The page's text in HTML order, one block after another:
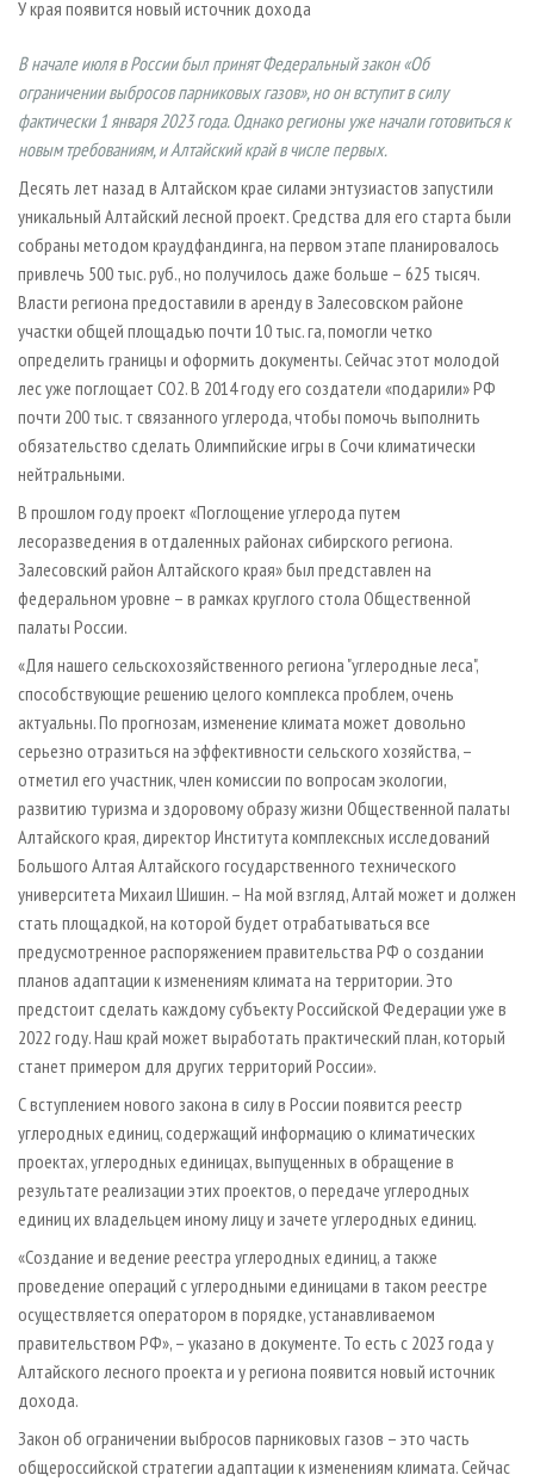
СУШКА ДРЕВЕСИНЫ
ПРОИЗВОДСТВО ДРЕВЕСНЫХ ПЛИТ
ДЕРЕВЯННОЕ ДОМОСТРОЕНИЕ
ПРОИЗВОДСТВО МЕБЕЛИ
ЦБП
ИНСТРУМЕНТ И МАТЕРИАЛЫ
ПЕРСОНЫ
МОБИЛЬНЫЕ ВЫСТАВКИ
ОФИЦИАЛЬНЫЕ ДЕЛЕГАЦИИ
ПРИОРИТЕТНЫЕ ИНВЕСТПРОЕКТЫ
RUSSIAN FORESTRY REVIEW
ГАЗЕТА ЛЕСПРОМФОРУМ
БИБЛИОТЕКА СПЕЦИАЛИСТА
КОНТАКТЫ
РЕКЛАМА
РЕКЛАМА НА САЙТЕ
У края появится новый источник дохода
В начале июля в России был принят Федеральный закон «Об
ограничении выбросов парниковых газов», но он вступит в силу
фактически 1 января 2023 года. Однако регионы уже начали готовиться к
новым требованиям, и Алтайский край в числе первых.
Десять лет назад в Алтайском крае силами энтузиастов запустили
уникальный Алтайский лесной проект. Средства для его старта были
собраны методом краудфандинга, на первом этапе планировалось
привлечь 500 тыс. руб., но получилось даже больше – 625 тысяч.
Власти региона предоставили в аренду в Залесовском районе
участки общей площадью почти 10 тыс. га, помогли четко
определить границы и оформить документы. Сейчас этот молодой
лес уже поглощает CO2. В 2014 году его создатели «подарили» РФ
почти 200 тыс. т связанного углерода, чтобы помочь выполнить
обязательство сделать Олимпийские игры в Сочи климатически
нейтральными.
В прошлом году проект «Поглощение углерода путем
лесоразведения в отдаленных районах сибирского региона.
Залесовский район Алтайского края» был представлен на
федеральном уровне – в рамках круглого стола Общественной
палаты России.
«Для нашего сельскохозяйственного региона "углеродные леса",
способствующие решению целого комплекса проблем, очень
актуальны. По прогнозам, изменение климата может довольно
серьезно отразиться на эффективности сельского хозяйства, –
отметил его участник, член комиссии по вопросам экологии,
развитию туризма и здоровому образу жизни Общественной палаты
Алтайского края, директор Института комплексных исследований
Большого Алтая Алтайского государственного технического
университета Михаил Шишин. – На мой взгляд, Алтай может и должен
стать площадкой, на которой будет отрабатываться все
предусмотренное распоряжением правительства РФ о создании
планов адаптации к изменениям климата на территории. Это
предстоит сделать каждому субъекту Российской Федерации уже в
2022 году. Наш край может выработать практический план, который
станет примером для других территорий России».
С вступлением нового закона в силу в России появится реестр
углеродных единиц, содержащий информацию о климатических
проектах, углеродных единицах, выпущенных в обращение в
результате реализации этих проектов, о передаче углеродных
единиц их владельцем иному лицу и зачете углеродных единиц.
«Создание и ведение реестра углеродных единиц, а также
проведение операций с углеродными единицами в таком реестре
осуществляется оператором в порядке, устанавливаемом
правительством РФ», – указано в документе. То есть с 2023 года у
Алтайского лесного проекта и у региона появится новый источник
дохода.
Закон об ограничении выбросов парниковых газов – это часть
общероссийской стратегии адаптации к изменениям климата. Сейчас